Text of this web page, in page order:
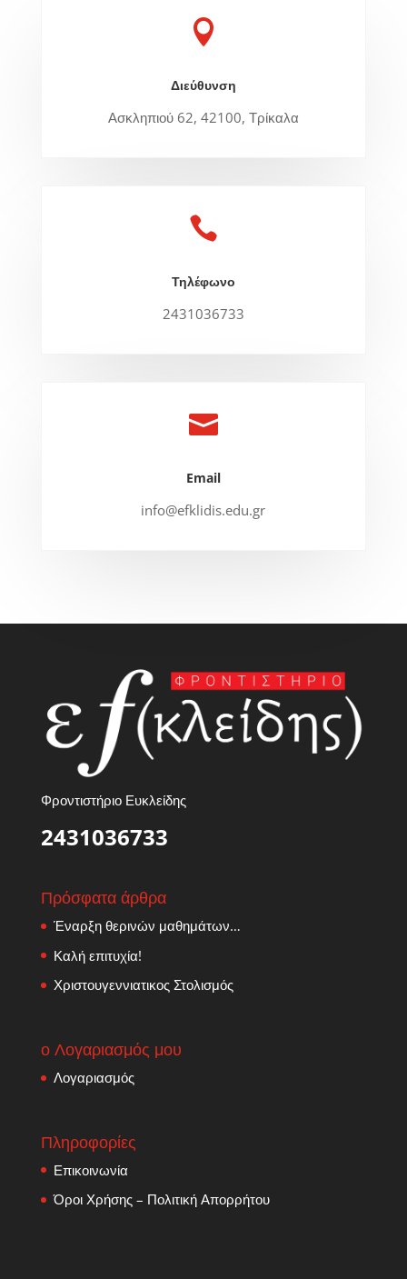

Διεύθυνση
Ασκληπιού 62, 42100, Τρίκαλα

Τηλέφωνο
2431036733

Email
info@efklidis.edu.gr
Φροντιστήριο Ευκλείδης
2431036733
Πρόσφατα άρθρα
Έναρξη θερινών μαθημάτων…
Καλή επιτυχία!
Χριστουγεννιατικος Στολισμός
ο Λογαριασμός μου
Λογαριασμός
Πληροφορίες
Επικοινωνία
Όροι Χρήσης – Πολιτική Απορρήτου